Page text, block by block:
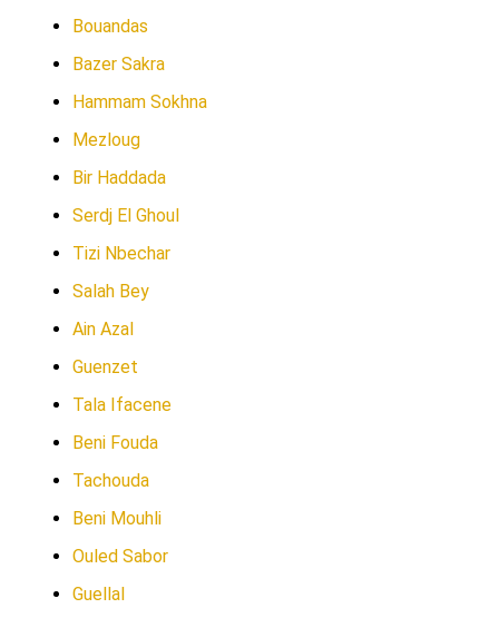
Bouandas
Bazer Sakra
Hammam Sokhna
Mezloug
Bir Haddada
Serdj El Ghoul
Tizi Nbechar
Salah Bey
Ain Azal
Guenzet
Tala Ifacene
Beni Fouda
Tachouda
Beni Mouhli
Ouled Sabor
Guellal